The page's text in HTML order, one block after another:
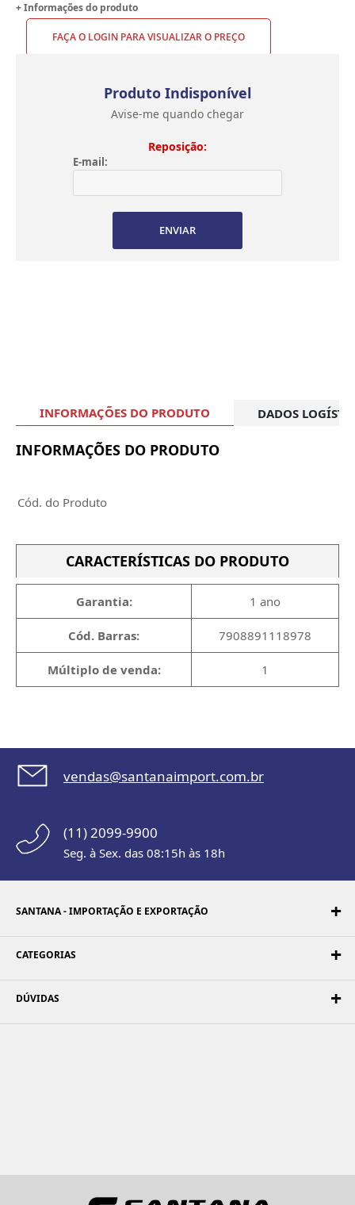
+ Informações do produto
FAÇA O LOGIN PARA VISUALIZAR O PREÇO
Produto Indisponível
Avise-me quando chegar
Reposição:
E-mail:
ENVIAR
INFORMAÇÕES DO PRODUTO DADOS
INFORMAÇÕES DO PRODUTO
Cód. do Produto
CARACTERÍSTICAS DO PRODUTO
Garantia: 1 ano
Cód. Barras: 7908891118978
Múltiplo de venda: 1
vendas@santanaimport.com.br
(11) 2099-9900
Seg. à Sex. das 08:15h às 18h
SANTANA - IMPORTAÇÃO E EXPORTAÇÃO
CATEGORIAS
DÚVIDAS